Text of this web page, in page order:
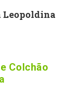
Leopoldina
Colchão